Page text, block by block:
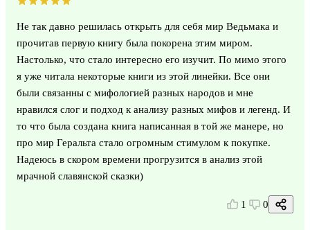
Не так давно решилась открыть для себя мир Ведьмака и
прочитав первую книгу была покорена этим миром.
Настолько, что стало интересно его изучит. По мимо этого
я уже читала некоторые книги из этой линейки. Все они
были связанны с мифологией разных народов и мне
нравился слог и подход к анализу разных мифов и легенд. И
то что была создана книга написанная в той же манере, но
про мир Геральта стало огромным стимулом к покупке.
Надеюсь в скором времени прогрузится в анализ этой
мрачной славянской сказки)
1 0